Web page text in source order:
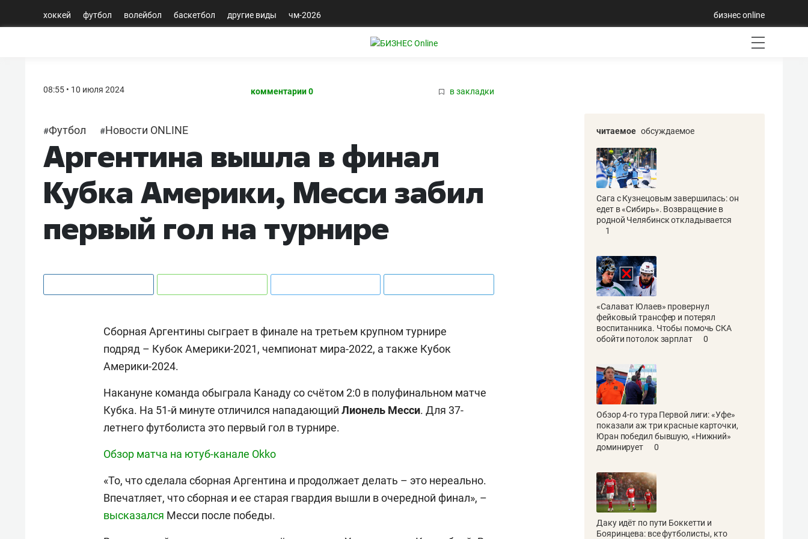
хоккей футбол волейбол баскетбол другие виды чм-2026 бизнес online
08:55 • 10 июля 2024 комментарии 0 в закладки
#Футбол #Новости ONLINE
Аргентина вышла в финал
Кубка Америки, Месси забил
первый гол на турнире
Сборная Аргентины сыграет в финале на третьем крупном турнире
подряд – Кубок Америки-2021, чемпионат мира-2022, а также Кубок
Америки-2024.
Накануне команда обыграла Канаду со счётом 2:0 в полуфинальном матче
Кубка. На 51-й минуте отличился нападающий Лионель Месси. Для 37-
летнего футболиста это первый гол в турнире.
Обзор матча на ютуб-канале Okko
«То, что сделала сборная Аргентина и продолжает делать – это нереально.
Впечатляет, что сборная и ее старая гвардия вышли в очередной финал», –
высказался Месси после победы.
читаемое обсуждаемое
Сага с Кузнецовым завершилась: он
едет в «Сибирь». Возвращение в
родной Челябинск откладывается
1
«Салават Юлаев» провернул
фейковый трансфер и потерял
воспитанника. Чтобы помочь СКА
обойти потолок зарплат
0
Обзор 4-го тура Первой лиги: «Уфе»
показали аж три красные карточки,
Юран победил бывшую, «Нижний»
доминирует
0
Даку идёт по пути Боккетти и
Бояринцева: все футболисты, кто